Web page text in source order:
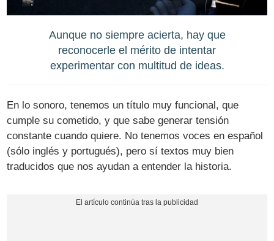
Aunque no siempre acierta, hay que
reconocerle el mérito de intentar
experimentar con multitud de ideas.
En lo sonoro, tenemos un título muy funcional, que
cumple su cometido, y que sabe generar tensión
constante cuando quiere. No tenemos voces en español
(sólo inglés y portugués), pero sí textos muy bien
traducidos que nos ayudan a entender la historia.